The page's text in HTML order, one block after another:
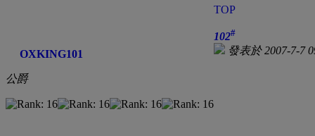
TOP
OXKING101
公爵
102#
發表於 2007-7-7